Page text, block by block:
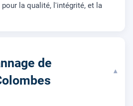
la qualité, l'intégrité, et la
de
▾